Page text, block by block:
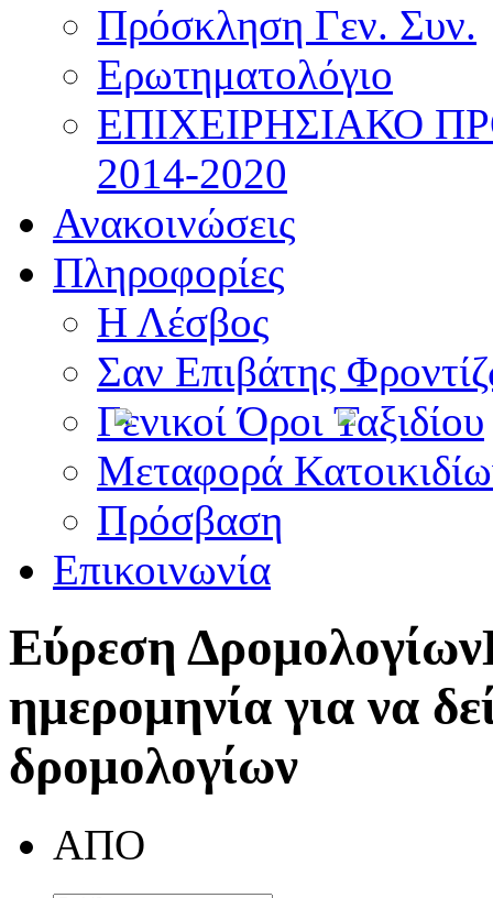
Πρόσκληση Γεν. Συν.
Ερωτηματολόγιο
ΕΠΙΧΕΙΡΗΣΙΑΚΟ
2014-2020
Ανακοινώσεις
Πληροφορίες
Η Λέσβος
Σαν Επιβάτης
Γενικοί Όροι Ταξιδίου
Μεταφορά
Πρόσβαση
Επικοινωνία
Εύρεση Δρομολογίων
ημερομηνία για να
δρομολογίων
ΑΠΟ